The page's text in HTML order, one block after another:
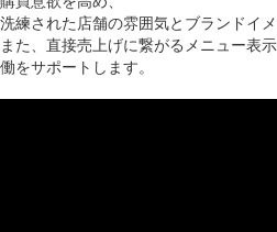
洗練された店舗の雰囲気とブランドイ
また、直接売上げに繋がるメニュー表
働をサポートします。